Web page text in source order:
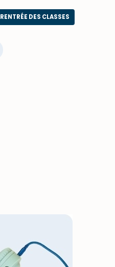
RENTRÉE DES CLASSES